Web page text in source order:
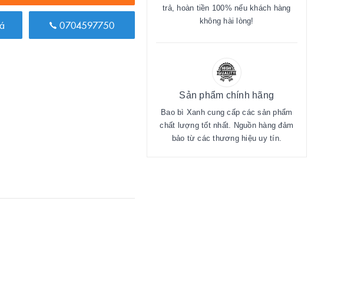
0704597750
trả, hoàn tiền 100% nếu khách hàng
không hài lòng!
Sản phẩm chính hãng
Bao bì Xanh cung cấp các sản phẩm
chất lượng tốt nhất. Nguồn hàng đảm
bảo từ các thương hiệu uy tín.